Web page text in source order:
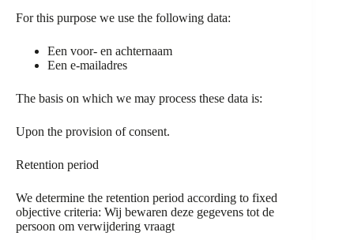
For this purpose we use the following data:
Een voor- en achternaam
Een e-mailadres
The basis on which we may process these data is:
Upon the provision of consent.
Retention period
We determine the retention period according to fixed
objective criteria: Wij bewaren deze gegevens tot de
persoon om verwijdering vraagt